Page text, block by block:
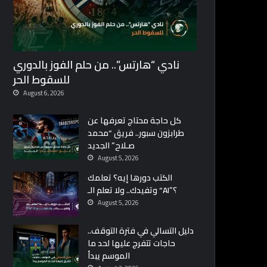
نادي “هارتس”.. من حلم الفوز بالدوري
للسقوط الحر
August 6, 2026
كل حاجة محتاج تعرفها عن
طرابزون سبور.. فريق “محمد
صـلاح” الجديد
August 5, 2026
الكتب دورها إيه؟ تعلمك
وتفيدك.. ولا تعلم الـ “AI”؟
August 5, 2026
دليل التسالي في فترة التوقف..
حاجات تتفرج عليها لحد ما
الموسم يبدأ